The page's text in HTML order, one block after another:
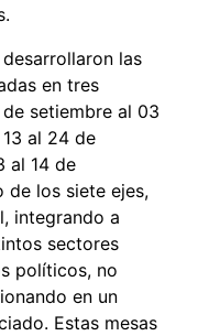
las
en tres
setiembre al 03
al 24 de
al 14 de
de los siete ejes,
integrando a
sectores
políticos, no
en un
Estas mesas